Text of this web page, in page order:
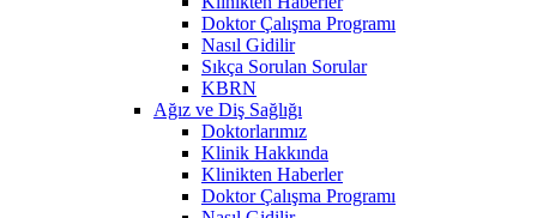
Doktor Çalışma Programı
Nasıl Gidilir
Sıkça Sorulan Sorular
KBRN
Ağız ve Diş Sağlığı
Doktorlarımız
Klinik Hakkında
Klinikten Haberler
Doktor Çalışma Programı